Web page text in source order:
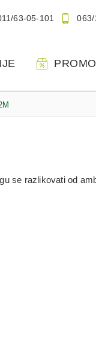
63-05-101 063/
PROMO
se razlikovati od